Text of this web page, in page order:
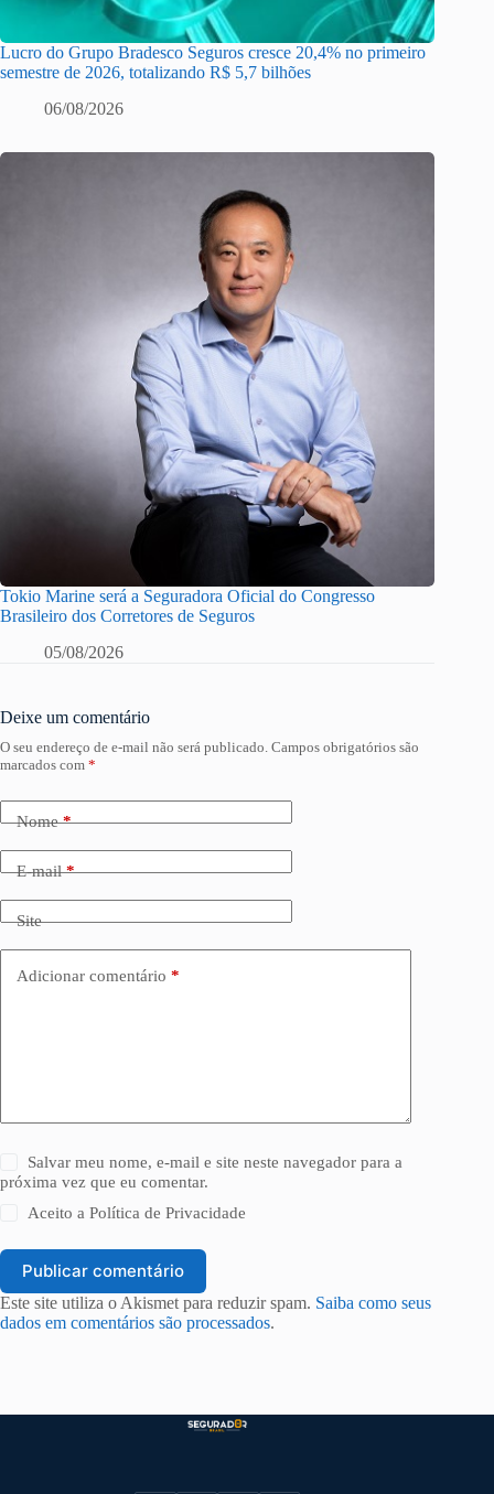
Lucro do Grupo Bradesco Seguros cresce 20,4% no primeiro
semestre de 2026, totalizando R$ 5,7 bilhões
06/08/2026
Tokio Marine será a Seguradora Oficial do Congresso
Brasileiro dos Corretores de Seguros
05/08/2026
Deixe um comentário
O seu endereço de e-mail não será publicado. Campos obrigatórios são
marcados com *
Nome*
E-mail*
Site
Adicionar comentário *
Salvar meu nome, e-mail e site neste navegador para a
próxima vez que eu comentar.
Aceito aPolítica de Privacidade
Publicar comentário
Este site utiliza o Akismet para reduzir spam. Saiba como seus
dados em comentários são processados.